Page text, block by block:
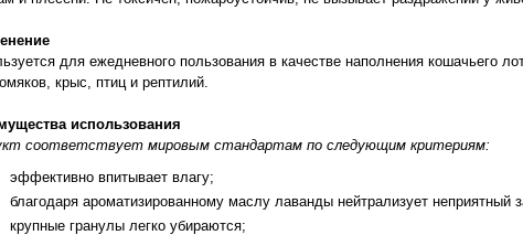
для ежедневного пользования в качестве наполнения кошачьего
крыс, птиц и рептилий.
использования
соответствует мировым стандартам по следующим критериям:
эффективно впитывает влагу;
благодаря ароматизированному маслу лаванды нейтрализует неприятный
крупные гранулы легко убираются;